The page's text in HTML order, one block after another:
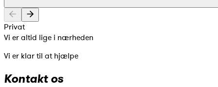
Privat
Vi er altid lige i nærheden
Vi er klar til at hjælpe
Kontakt os